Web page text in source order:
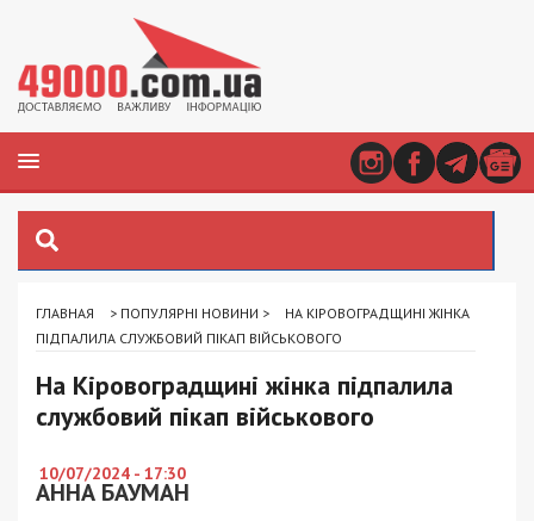
ГЛАВНАЯ > ПОПУЛЯРНІ НОВИНИ >
НА КІРОВОГРАДЩИНІ ЖІНКА
ПІДПАЛИЛА СЛУЖБОВИЙ ПІКАП ВІЙСЬКОВОГО
На Кіровоградщині жінка підпалила
службовий пікап військового
10/07/2024 - 17:30
АННА БАУМАН